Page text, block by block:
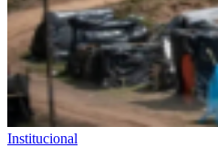
Institucional